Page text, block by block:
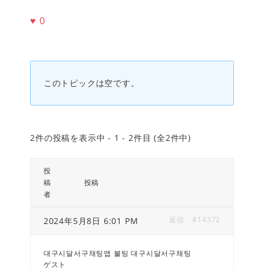
♥ 0
このトピックは空です。
2件の投稿を表示中 - 1 - 2件目 (全2件中)
投
稿
者
投稿
2024年5月8日 6:01 PM #14372
返信
대구시달서구채팅앱 불팅 대구시달서구채팅
ゲスト